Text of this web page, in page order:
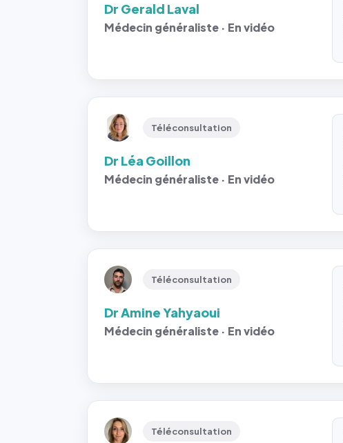
Dr Gerald Laval
Médecin généraliste · En vidéo
Téléconsultation
Dr Léa Goillon
Médecin généraliste · En vidéo
Téléconsultation
Dr Amine Yahyaoui
Médecin généraliste · En vidéo
Téléconsultation